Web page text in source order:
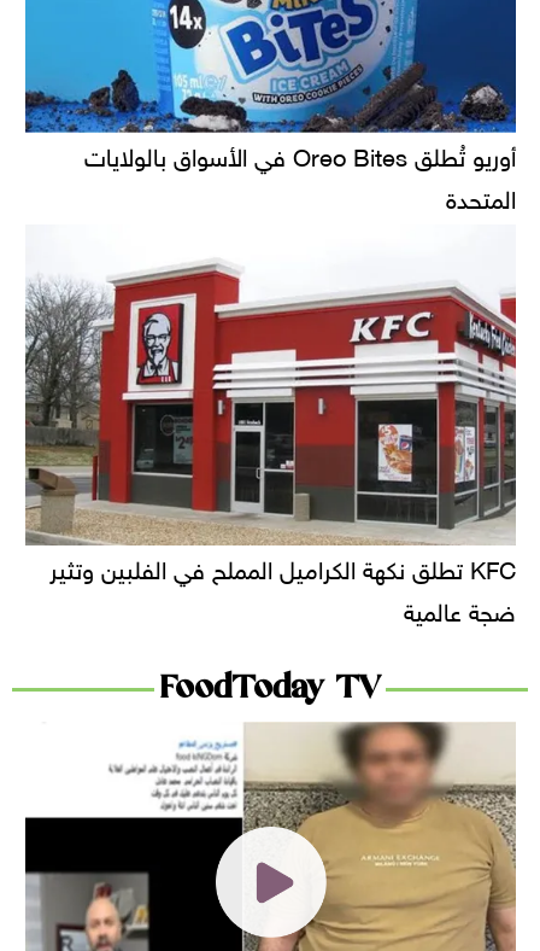
أوريو تُطلق Oreo Bites في الأسواق بالولايات
المتحدة
KFC تطلق نكهة الكراميل المملح في الفلبين وتثير
ضجة عالمية
FoodToday TV